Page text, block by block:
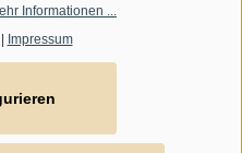
Informationen ...
Impressum